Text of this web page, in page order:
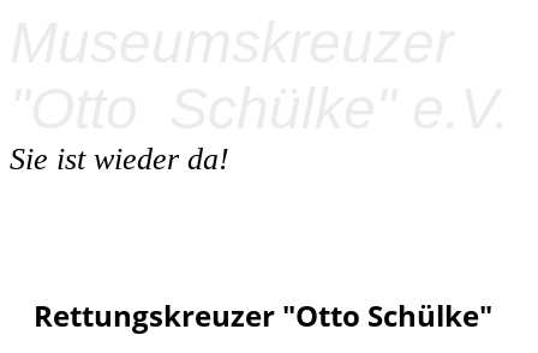
Sie ist wieder da!
Rettungskreuzer "Otto Schülke"